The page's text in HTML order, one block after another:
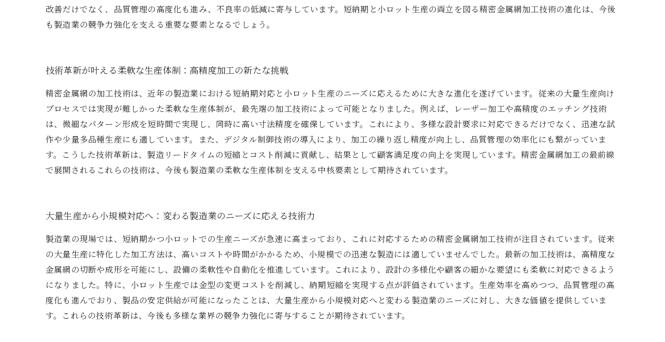
改善だけでなく、品質管理の高度化も進み、不良率の低減に寄与しています。短納期と小ロット生産の両立を図る精密金属網加工技術の進化は、今後
も製造業の競争力強化を支える重要な要素となるでしょう。
技術革新が叶える柔軟な生産体制：高精度加工の新たな挑戦
精密金属網の加工技術は、近年の製造業における短納期対応と小ロット生産のニーズに応えるために大きな進化を遂げています。従来の大量生産向け
プロセスでは実現が難しかった柔軟な生産体制が、最先端の加工技術によって可能となりました。例えば、レーザー加工や高精度のエッチング技術
は、微細なパターン形成を短時間で実現し、同時に高い寸法精度を確保しています。これにより、多様な設計要求に対応できるだけでなく、迅速な試
作や少量多品種生産にも適しています。また、デジタル制御技術の導入により、加工の繰り返し精度が向上し、品質管理の効率化にも繋がっていま
す。こうした技術革新は、製造リードタイムの短縮とコスト削減に貢献し、結果として顧客満足度の向上を実現しています。精密金属網加工の最前線
で展開されるこれらの技術は、今後も製造業の柔軟な生産体制を支える中核要素として期待されています。
大量生産から小規模対応へ：変わる製造業のニーズに応える技術力
製造業の現場では、短納期かつ小ロットでの生産ニーズが急速に高まっており、これに対応するための精密金属網加工技術が注目されています。従来
の大量生産に特化した加工方法は、高いコストや時間がかかるため、小規模での迅速な製造には適していませんでした。最新の加工技術は、高精度な
金属網の切断や成形を可能にし、設備の柔軟性や自動化を推進しています。これにより、設計の多様化や顧客の細かな要望にも柔軟に対応できるよう
になりました。特に、小ロット生産では金型の変更コストを削減し、納期短縮を実現する点が評価されています。生産効率を高めつつ、品質管理の高
度化も進んでおり、製品の安定供給が可能になったことは、大量生産から小規模対応へと変わる製造業のニーズに対し、大きな価値を提供していま
す。これらの技術革新は、今後も多様な業界の競争力強化に寄与することが期待されています。